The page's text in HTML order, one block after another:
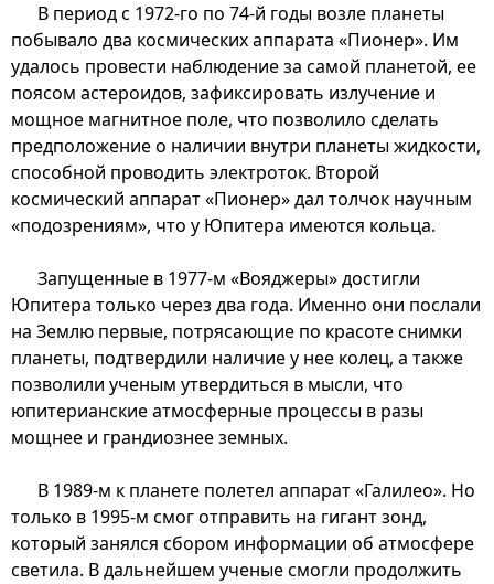
В период с 1972-го по 74-й годы возле планеты
побывало два космических аппарата «Пионер». Им
удалось провести наблюдение за самой планетой, ее
поясом астероидов, зафиксировать излучение и
мощное магнитное поле, что позволило сделать
предположение о наличии внутри планеты жидкости,
способной проводить электроток. Второй
космический аппарат «Пионер» дал толчок научным
«подозрениям», что у Юпитера имеются кольца.
Запущенные в 1977-м «Вояджеры» достигли
Юпитера только через два года. Именно они послали
на Землю первые, потрясающие по красоте снимки
планеты, подтвердили наличие у нее колец, а также
позволили ученым утвердиться в мысли, что
юпитерианские атмосферные процессы в разы
мощнее и грандиознее земных.
В 1989-м к планете полетел аппарат «Галилео». Но
только в 1995-м смог отправить на гигант зонд,
который занялся сбором информации об атмосфере
светила. В дальнейшем ученые смогли продолжить